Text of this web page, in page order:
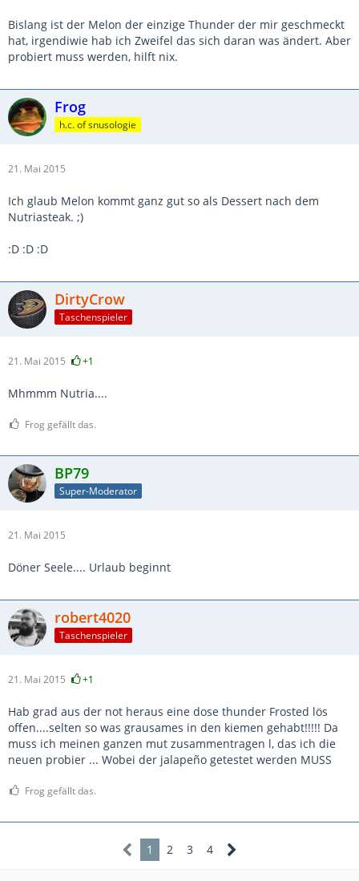
Bislang ist der Melon der einzige Thunder der mir geschmeckt
hat, irgendiwie hab ich Zweifel das sich daran was ändert. Aber
probiert muss werden, hilft nix.
Frog
h.c. of snusologie
21. Mai 2015
Ich glaub Melon kommt ganz gut so als Dessert nach dem
Nutriasteak. ;)
:D :D :D
DirtyCrow
Taschenspieler
21. Mai 2015 +1
Mhmmm Nutria....
Frog gefällt das.
BP79
Super-Moderator
21. Mai 2015
Döner Seele.... Urlaub beginnt
robert4020
Taschenspieler
21. Mai 2015 +1
Hab grad aus der not heraus eine dose thunder Frosted lös
offen....selten so was grausames in den kiemen gehabt!!!!! Da
muss ich meinen ganzen mut zusammentragen l, das ich die
neuen probier ... Wobei der jalapeño getestet werden MUSS
Frog gefällt das.
1 2 3 4